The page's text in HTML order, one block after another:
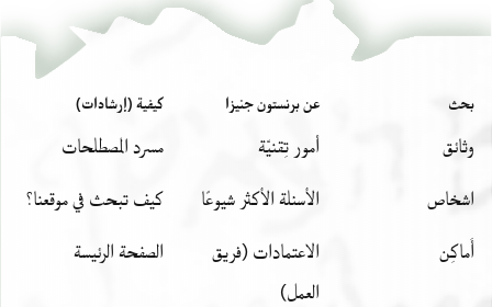
بحث
وثائق
اشخاص
أَماكِن
عن برنستون جنيزا
أمور تِقنيّة
الأسئلة الأكثر شيوعًا
الاعتمادات (فريق
العمل)
كيفية (إرشادات)
مسرد المصطلحات
كيف تبحث في موقعنا؟
الصفحة الرئيسة